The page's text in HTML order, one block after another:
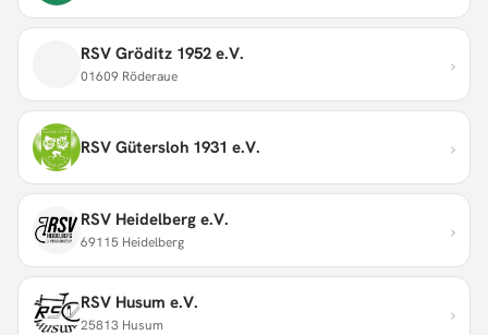
RSV Gröditz 1952 e.V.
01609 Röderaue ›
RSV Gütersloh 1931 e.V. ›
RSV Heidelberg e.V.
69115 Heidelberg ›
RSV Husum e.V.
25813 Husum ›